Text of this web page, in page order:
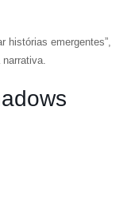
histórias emergentes”,